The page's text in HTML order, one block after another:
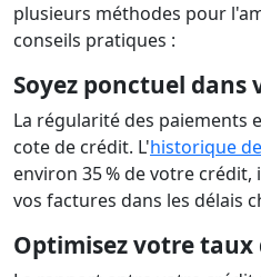
plusieurs méthodes pour
conseils pratiques :
Soyez ponctuel dans
La régularité des
cote de crédit. L'historique
environ 35 % de votre
vos factures dans les délais
Optimisez votre